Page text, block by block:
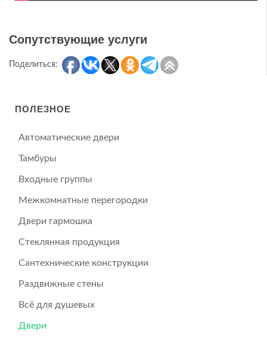
Сопутствующие услуги
Поделиться:
ПОЛЕЗНОЕ
Автоматические двери
Тамбуры
Входные группы
Межкомнатные перегородки
Двери гармошка
Стеклянная продукция
Сантехнические конструкции
Раздвижные стены
Всё для душевых
Двери